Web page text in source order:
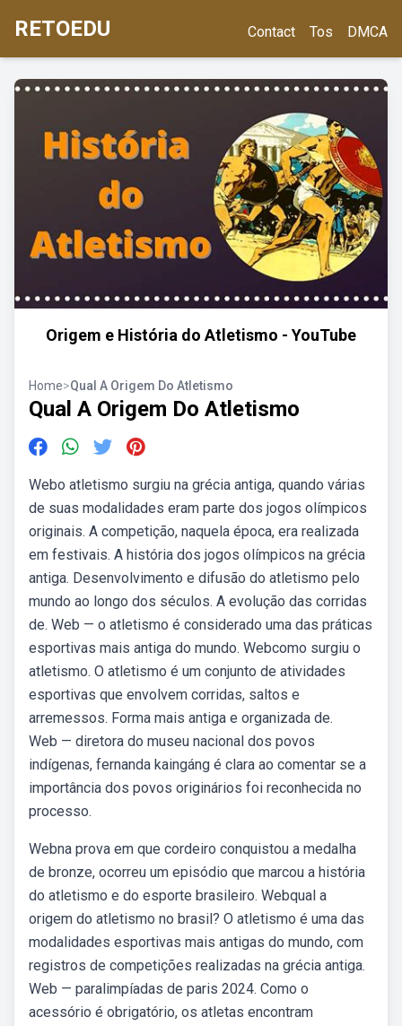
RETOEDU Contact Tos DMCA
Origem e História do Atletismo - YouTube
Home>Qual A Origem Do Atletismo
Qual A Origem Do Atletismo
Webo atletismo surgiu na grécia antiga, quando várias
de suas modalidades eram parte dos jogos olímpicos
originais. A competição, naquela época, era realizada
em festivais. A história dos jogos olímpicos na grécia
antiga. Desenvolvimento e difusão do atletismo pelo
mundo ao longo dos séculos. A evolução das corridas
de. Web — o atletismo é considerado uma das práticas
esportivas mais antiga do mundo. Webcomo surgiu o
atletismo. O atletismo é um conjunto de atividades
esportivas que envolvem corridas, saltos e
arremessos. Forma mais antiga e organizada de.
Web — diretora do museu nacional dos povos
indígenas, fernanda kaingáng é clara ao comentar se a
importância dos povos originários foi reconhecida no
processo.
Webna prova em que cordeiro conquistou a medalha
de bronze, ocorreu um episódio que marcou a história
do atletismo e do esporte brasileiro. Webqual a
origem do atletismo no brasil? O atletismo é uma das
modalidades esportivas mais antigas do mundo, com
registros de competições realizadas na grécia antiga.
Web — paralimpíadas de paris 2024. Como o
acessório é obrigatório, os atletas encontram